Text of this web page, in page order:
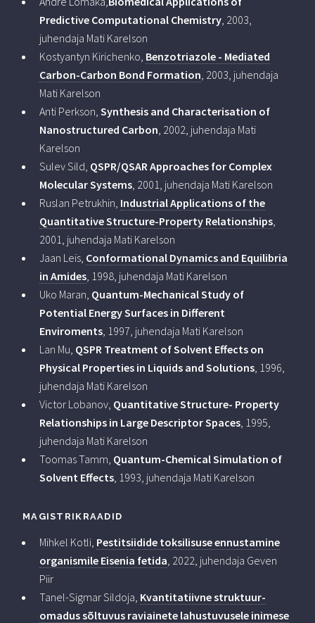
Predictive Computational Chemistry , 2003,
juhendaja Mati Karelson
Kostyantyn Kirichenko, Benzotriazole - Mediated
Carbon-Carbon Bond Formation , 2003, juhendaja
Mati Karelson
Anti Perkson, Synthesis and Characterisation of
Nanostructured Carbon , 2002, juhendaja Mati
Karelson
Sulev Sild, QSPR/QSAR Approaches for Complex
Molecular Systems , 2001, juhendaja Mati Karelson
Ruslan Petrukhin, Industrial Applications of the
Quantitative Structure-Property Relationships
2001, juhendaja Mati Karelson
Jaan Leis, Conformational Dynamics and Equilibria
in Amides , 1998, juhendaja Mati Karelson
Uko Maran, Quantum-Mechanical Study of
Potential Energy Surfaces in Different
Enviroments , 1997, juhendaja Mati Karelson
Lan Mu, QSPR Treatment of Solvent Effects on
Physical Properties in Liquids and Solutions , 1996,
juhendaja Mati Karelson
Victor Lobanov, Quantitative Structure- Property
Relationships in Large Descriptor Spaces , 1995,
juhendaja Mati Karelson
Toomas Tamm, Quantum-Chemical Simulation of
Solvent Effects , 1993, juhendaja Mati Karelson
MAGISTRIKRAADID
Mihkel Kotli, Pestitsiidide toksilisuse ennustamine
organismile Eisenia fetida , 2022, juhendaja Geven
Piir
Tanel-Sigmar Sildoja, Kvantitatiivne struktuur-
omadus sõltuvus raviainete lahustuvusele inimese